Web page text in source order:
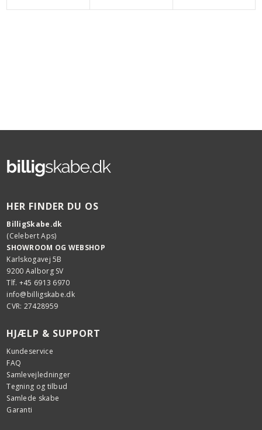
HER FINDER DU OS
BilligSkabe.dk
(Celebert Aps)
SHOWROOM OG WEBSHOP
Karlskogavej 5B
9200 Aalborg SV
Tlf. +45 6913 6970
info@billigskabe.dk
CVR: 27428959
HJÆLP & SUPPORT
Kundeservice
FAQ
Samlevejledninger
Tegning og tilbud
Samlede skabe
Garanti